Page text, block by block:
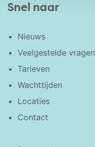
Snel naar
Nieuws
Veelgestelde vragen
Tarieven
Wachttijden
Locaties
Contact